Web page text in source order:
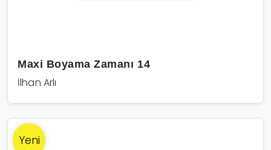
Maxi Boyama Zamanı 14
İlhan Arlı
Yeni